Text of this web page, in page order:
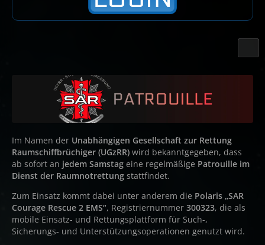
Im Namen der Unabhängigen Gesellschaft zur Rettung
Raumschiffbrüchiger (UGzRR) wird bekanntgegeben, dass
ab sofort an jedem Samstag eine regelmäßige Patrouille im
Dienst der Raumnotrettung stattfindet.
Zum Einsatz kommt dabei unter anderem die Polaris „SAR
Courage Rescue 2 EMS“, Registriernummer 300323, die als
mobile Einsatz- und Rettungsplattform für Such-,
Sicherungs- und Unterstützungsoperationen genutzt wird.